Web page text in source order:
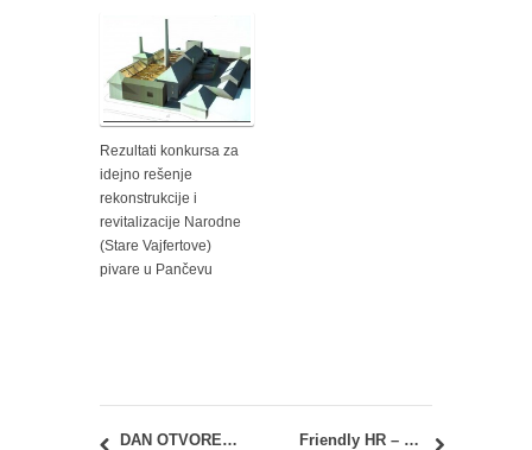
Rezultati konkursa za
idejno rešenje
rekonstrukcije i
revitalizacije Narodne
(Stare Vajfertove)
pivare u Pančevu
DAN OTVORENIH VRATA UNIVERZITETA UMETNOSTI, petak 17. maj Friendly HR – Otvorena pozicija: Građevinski inženjer (Inženjer pripreme)